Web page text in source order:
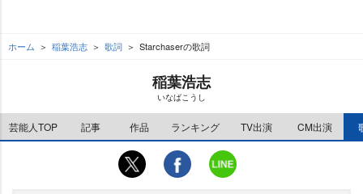
ホーム 稲葉浩志 歌詞 Starchaserの歌詞
稲葉浩志
いなばこうし
芸能人TOP 記事 作品 ランキング TV出演 CM出演